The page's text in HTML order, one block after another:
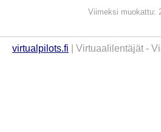
Viimeksi muokattu:
virtualpilots.fi | Virtuaalilentäjät -